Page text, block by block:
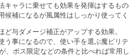
ャラに乗せても効果を発揮はするも
補になるが風属性はしっかり使って
ど与ダメージ補正がアップする効果。
事になるので、使い手を選ぶ魔ビリテ
ボス限定などの条件と比べれば常用し